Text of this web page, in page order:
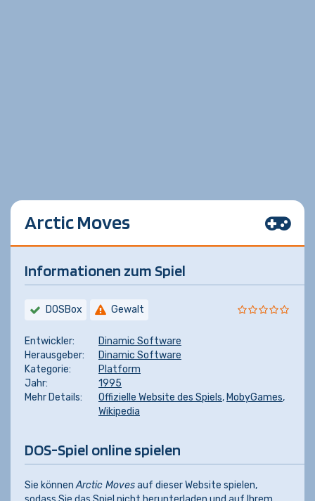
Arctic Moves
Informationen zum Spiel
DOSBox Gewalt
Entwickler:
Dinamic Software
Herausgeber:
Dinamic Software
Kategorie:
Platform
Jahr:
1995
Mehr Details:
Offizielle Website des Spiels, MobyGames,
Wikipedia
DOS-Spiel online spielen
Sie könnenArctic Movesauf dieser Website spielen,